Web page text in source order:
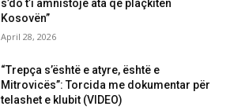
s’do t’i amnistojë ata që plaçkitën
Kosovën”
April 28, 2026
“Trepça s’është e atyre, është e
Mitrovicës”: Torcida me dokumentar për
telashet e klubit (VIDEO)